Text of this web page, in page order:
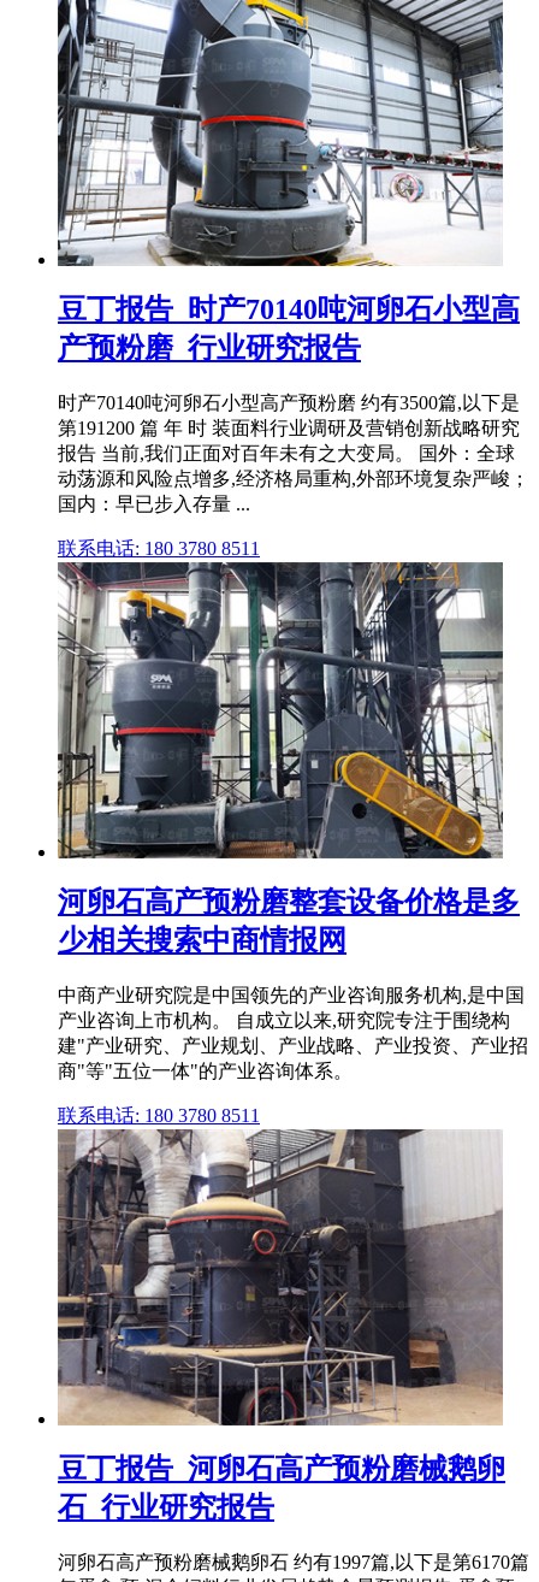
豆丁报告_时产70140吨河卵石小型高
产预粉磨_行业研究报告
时产70140吨河卵石小型高产预粉磨 约有3500篇,以下是
第191200 篇 年 时 装面料行业调研及营销创新战略研究
报告 当前,我们正面对百年未有之大变局。 国外：全球
动荡源和风险点增多,经济格局重构,外部环境复杂严峻；
国内：早已步入存量 ...
联系电话: 180 3780 8511
河卵石高产预粉磨整套设备价格是多
少相关搜索中商情报网
中商产业研究院是中国领先的产业咨询服务机构,是中国
产业咨询上市机构。 自成立以来,研究院专注于围绕构
建"产业研究、产业规划、产业战略、产业投资、产业招
商"等"五位一体"的产业咨询体系。
联系电话: 180 3780 8511
豆丁报告_河卵石高产预粉磨械鹅卵
石_行业研究报告
河卵石高产预粉磨械鹅卵石 约有1997篇,以下是第6170篇